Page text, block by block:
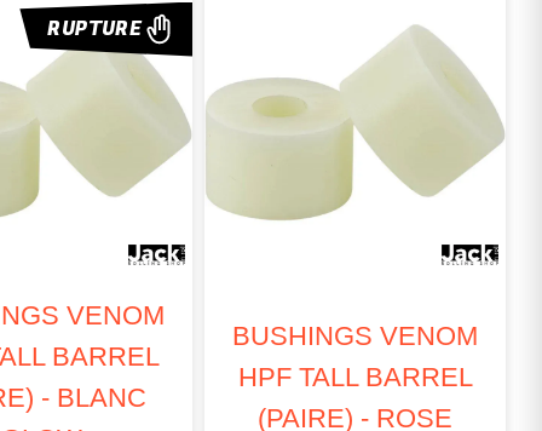
leur efficacité.
RUPTURE
VENOM
BARREL
- BLANC
BUSHINGS VENOM
HPF TALL BARREL
(PAIRE) - ROSE